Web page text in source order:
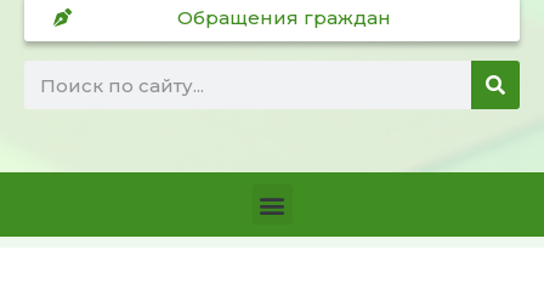
Обращения граждан